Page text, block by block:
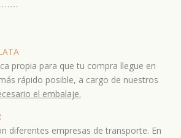
⋯⋯
propia para que tu compra llegue en
rápido posible, a cargo de nuestros
el embalaje.
diferentes empresas de transporte. En